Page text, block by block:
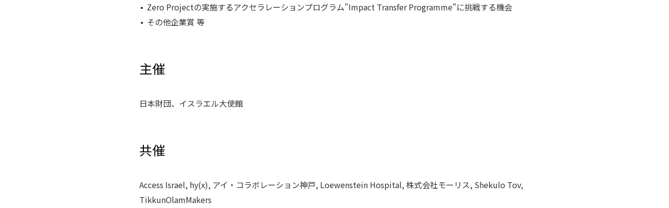
Zero Projectの実施するアクセラレーションプログラム”Impact Transfer Programme”に挑戦する機会
その他企業賞 等
主催
日本財団、イスラエル大使館
共催
Access Israel, hy(x), アイ・コラボレーション神戸, Loewenstein Hospital, 株式会社モーリス, Shekulo Tov,
TikkunOlamMakers